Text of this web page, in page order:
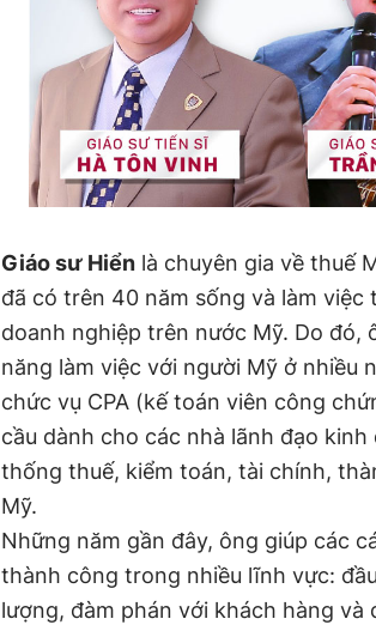
Giáo sư Hiển là chuyên gia về thuế
đã có trên 40 năm sống và làm
doanh nghiệp trên nước Mỹ. Do đó,
năng làm việc với người Mỹ ở nhiều
chức vụ CPA (kế toán viên công
cầu dành cho các nhà lãnh đạo
thống thuế, kiểm toán, tài chính,
Mỹ.
Những năm gần đây, ông giúp các
thành công trong nhiều lĩnh vực:
lượng, đàm phán với khách hàng